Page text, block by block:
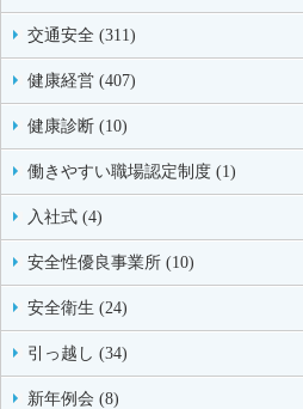
交通安全 (311)
健康経営 (407)
健康診断 (10)
働きやすい職場認定制度 (1)
入社式 (4)
安全性優良事業所 (10)
安全衛生 (24)
引っ越し (34)
新年例会 (8)